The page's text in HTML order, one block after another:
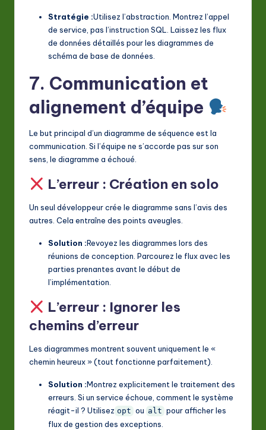
Stratégie :Utilisez l’abstraction. Montrez l’appel
de service, pas l’instruction SQL. Laissez les flux
de données détaillés pour les diagrammes de
schéma de base de données.
7. Communication et
alignement d’équipe
Le but principal d’un diagramme de séquence est la
communication. Si l’équipe ne s’accorde pas sur son
sens, le diagramme a échoué.
L’erreur : Création en solo
Un seul développeur crée le diagramme sans l’avis des
autres. Cela entraîne des points aveugles.
Solution :Revoyez les diagrammes lors des
réunions de conception. Parcourez le flux avec les
parties prenantes avant le début de
l’implémentation.
L’erreur : Ignorer les
chemins d’erreur
Les diagrammes montrent souvent uniquement le «
chemin heureux » (tout fonctionne parfaitement).
Solution :Montrez explicitement le traitement des
erreurs. Si un service échoue, comment le système
réagit-il ? Utilisez opt ou alt pour afficher les
flux de gestion des exceptions.